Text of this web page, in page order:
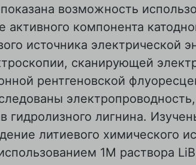
возможность
активного компонента
источника электрической
сканирующей
рентгеновской
гидролизного лигнина.
литиевого химического
1М раствора